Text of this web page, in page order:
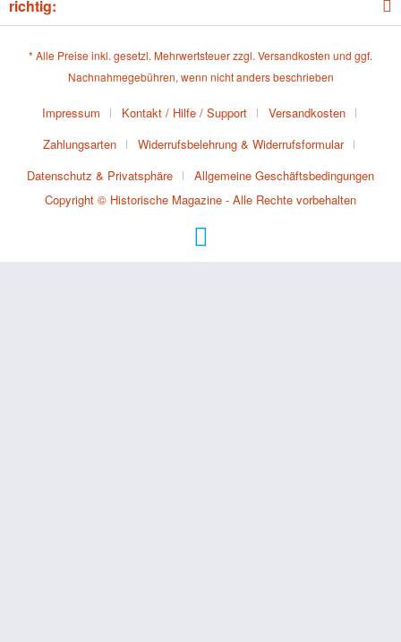
richtig:
* Alle Preise inkl. gesetzl. Mehrwertsteuer zzgl. Versandkosten und ggf.
Nachnahmegebühren, wenn nicht anders beschrieben
Impressum Kontakt / Hilfe / Support
Versandkosten
Zahlungsarten
Widerrufsbelehrung & Widerrufsformular
Datenschutz & Privatsphäre
Allgemeine Geschäftsbedingungen
Copyright © Historische Magazine - Alle Rechte vorbehalten